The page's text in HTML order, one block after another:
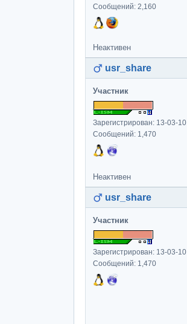
Сообщений: 2,160
Неактивен
usr_share
Участник
Зарегистрирован: 13-03-10
Сообщений: 1,470
Неактивен
usr_share
Участник
Зарегистрирован: 13-03-10
Сообщений: 1,470